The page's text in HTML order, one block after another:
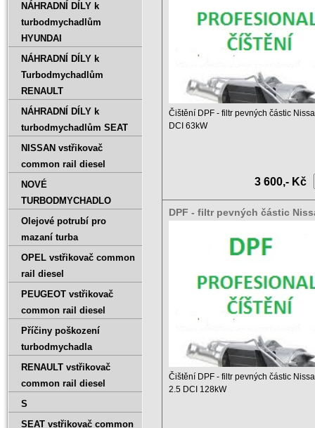
Čištění DPF - filtr pevných částic
DCI 63kW
3 600,- Kč
DPF - filtr pevných částic
Čištění DPF - filtr pevných částic
2.5 DCI 128kW
NÁHRADNÍ DÍLY k
turbodmychadlům
HYUNDAI
NÁHRADNÍ DÍLY k
Turbodmychadlům
RENAULT
NÁHRADNÍ DÍLY k
turbodmychadlům SEAT
NISSAN vstřikovač
common rail diesel
NOVÉ
TURBODMYCHADLO
Olejové potrubí pro
mazaní turba
OPEL vstřikovač common
rail diesel
PEUGEOT vstřikovač
common rail diesel
Příčiny poškození
turbodmychadla
RENAULT vstřikovač
common rail diesel
S
SEAT vstřikovač common